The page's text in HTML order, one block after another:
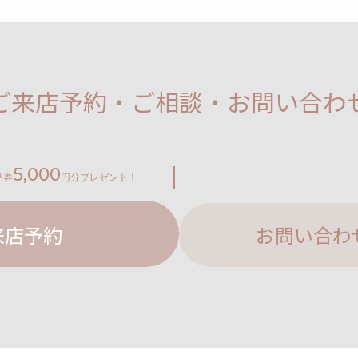
来店予約・ご相談・お問い合わ
券5,000 円分プレゼント！
予約 お問い合わ